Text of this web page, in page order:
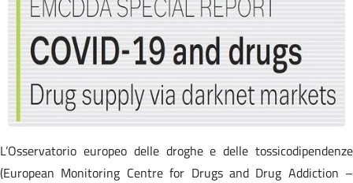
L’Osservatorio europeo delle droghe e delle tossicodipendenze
(European Monitoring Centre for Drugs and Drug Addiction –